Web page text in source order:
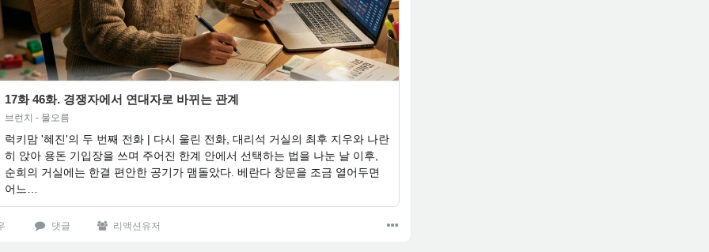
17화 46화. 경쟁자에서 연대자로 바뀌는 관계
브런치 - 물오름
​럭키맘 '혜진'의 두 번째 전화 | 다시 울린 전화, 대리석 거실의 최후 지우와 나란
히 앉아 용돈 기입장을 쓰며 주어진 한계 안에서 선택하는 법을 나눈 날 이후,
순희의 거실에는 한결 편안한 공기가 맴돌았다. 베란다 창문을 조금 열어두면
어느…
댓글 리액션유저